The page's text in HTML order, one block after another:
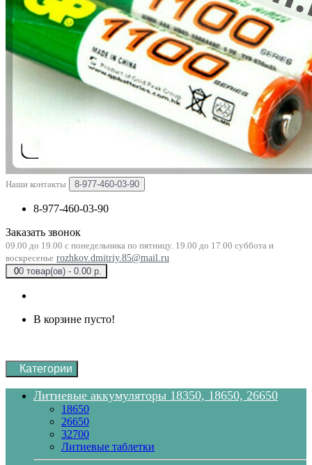
Наши контакты 8-977-460-03-90
8-977-460-03-90
Заказать звонок
09.00 до 19.00 с понедельника по пятницу. 19.00 до 17.00 суббота и
воскресенье rozhkov.dmitriy.85@mail.ru
00 товар(ов) - 0.00 р.
В корзине пусто!
Категории
Литиевые аккумуляторы 18350, 18650, 26650
18650
26650
32700
Литиевые таблетки